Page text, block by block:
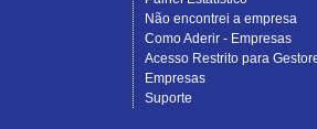
Não encontrei a empresa
Como Aderir - Empresas
Acesso Restrito para
Empresas
Suporte